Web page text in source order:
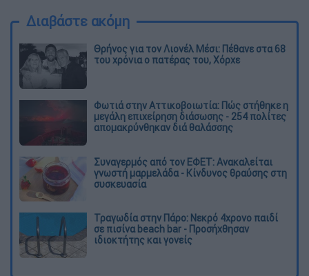
Διαβάστε ακόμη
Θρήνος για τον Λιονέλ Μέσι: Πέθανε στα 68
του χρόνια ο πατέρας του, Χόρχε
Φωτιά στην Αττικοβοιωτία: Πώς στήθηκε η
μεγάλη επιχείρηση διάσωσης - 254 πολίτες
απομακρύνθηκαν διά θαλάσσης
Συναγερμός από τον ΕΦΕΤ: Ανακαλείται
γνωστή μαρμελάδα - Κίνδυνος θραύσης στη
συσκευασία
Τραγωδία στην Πάρο: Νεκρό 4χρονο παιδί
σε πισίνα beach bar - Προσήχθησαν
ιδιοκτήτης και γονείς